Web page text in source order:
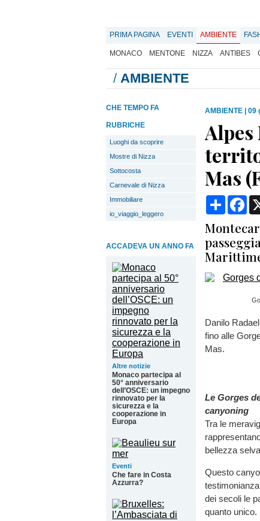
PRIMA PAGINA EVENTI AMBIENTE
MONACO MENTONE NIZZA ANTIBES
/ AMBIENTE
CHE TEMPO FA
RUBRICHE
Luoghi da scoprire
Mostre di Nizza
Sottocosta
Carnevale di Nizza
Immobiliare
io_viaggio_leggero
ACCADEVA UN ANNO FA
Altre notizie
Monaco partecipa al
50° anniversario
dell’OSCE: un impegno
rinnovato per la
sicurezza e la
cooperazione in
Europa
Eventi
Che fare in Costa
Azzurra?
AMBIENTE 09
Mas
Danilo
fino alle
Mas.
Le Gorges
canyoning
Tra le
bellezza
Questo
dei secoli le
quanto unico.